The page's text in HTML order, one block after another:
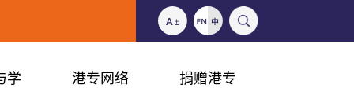
学 港专网络 捐赠港专